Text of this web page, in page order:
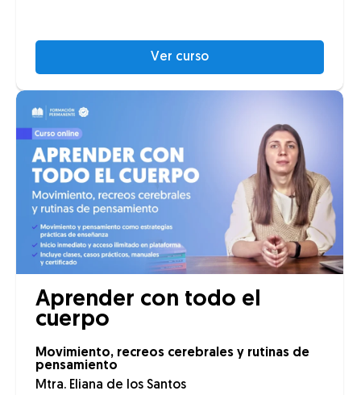
Ver curso
Aprender con todo el
cuerpo
Movimiento, recreos cerebrales y rutinas de
pensamiento
Mtra. Eliana de los Santos